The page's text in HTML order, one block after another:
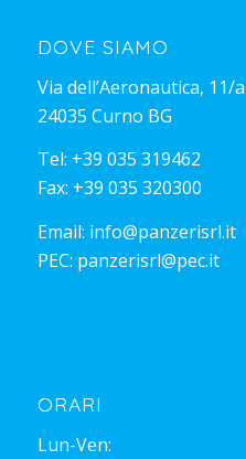
DOVE SIAMO
Via dell’Aeronautica, 11/a
24035 Curno BG
Tel: +39 035 319462
Fax: +39 035 320300
Email: info@panzerisrl.it
PEC: panzerisrl@pec.it
ORARI
Lun-Ven: